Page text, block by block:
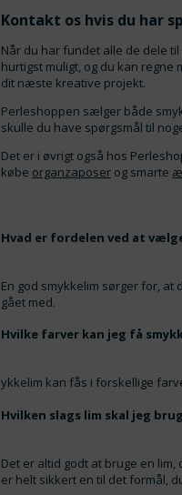
Kontakt os hvis du har
Når du har fundet alle de dele
hurtigst muligt, og du kan regne
dit næste kreative projekt.
Perleshoppen sælger både
skulle du have spørgsmål til
Det er i øvrigt også hos
købe organzaposer og smarte
Hvad er fordelen ved at
En god smykkelim sørger for,
gået med.
Hvilke farver kan jeg få
ykkelim kan fås i forskellige
Hvilken slags lim skal jeg
Det er altid godt at bruge en
er helt sikkert en til det formål,